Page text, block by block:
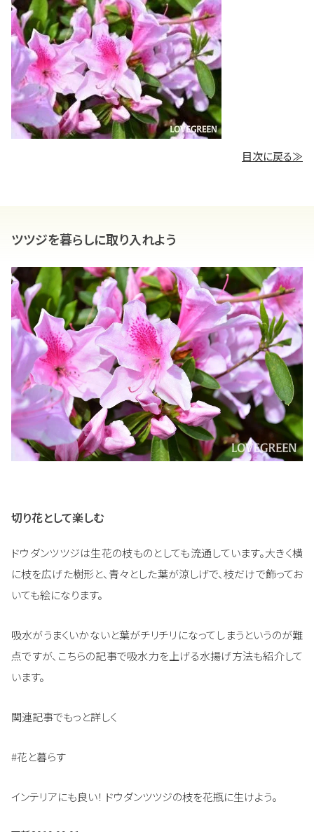
目次に戻る≫
ツツジを暮らしに取り入れよう
切り花として楽しむ
ドウダンツツジは生花の枝ものとしても流通しています。大きく横
に枝を広げた樹形と、青々とした葉が涼しげで、枝だけで飾ってお
いても絵になります。
吸水がうまくいかないと葉がチリチリになってしまうというのが難
点ですが、こちらの記事で吸水力を上げる水揚げ方法も紹介して
います。
関連記事でもっと詳しく
#花と暮らす
インテリアにも良い！ ドウダンツツジの枝を花瓶に生けよう。